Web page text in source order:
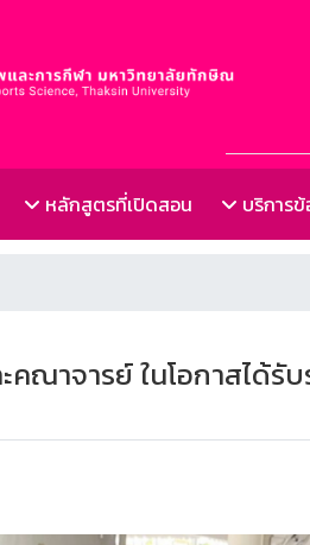
หลักสูตรที่เปิดสอน บริการข้
าจารย์ ในโอกาสได้รั